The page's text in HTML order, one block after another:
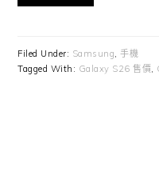
Filed Under: Samsung,手機
Tagged With: Galaxy S26 售價,